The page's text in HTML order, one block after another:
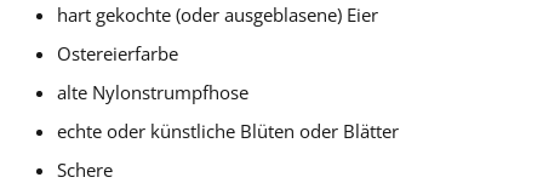
hart gekochte (oder ausgeblasene) Eier
Ostereierfarbe
alte Nylonstrumpfhose
echte oder künstliche Blüten oder Blätter
Schere